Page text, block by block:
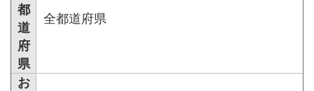
都
道
府
県
全都道府県
お